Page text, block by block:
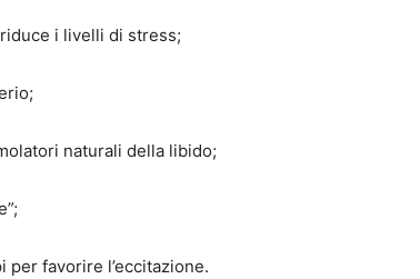
i livelli di stress;
naturali della libido;
per favorire l’eccitazione.